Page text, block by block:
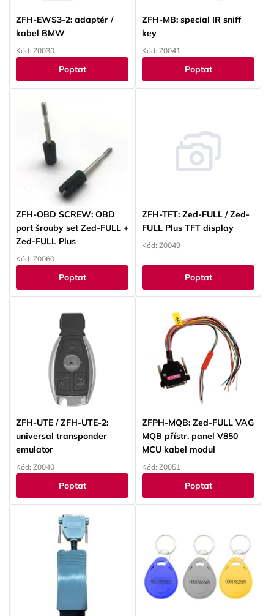
ZFH-EWS3-2: adaptér /
kabel BMW
Kód: Z0030
Poptat
ZFH-MB: special IR sniff
key
Kód: Z0041
Poptat
ZFH-OBD SCREW: OBD
port šrouby set Zed-FULL +
Zed-FULL Plus
Kód: Z0060
Poptat
ZFH-TFT: Zed-FULL / Zed-
FULL Plus TFT display
Kód: Z0049
Poptat
ZFH-UTE / ZFH-UTE-2:
universal transponder
emulator
Kód: Z0040
Poptat
ZFPH-MQB: Zed-FULL VAG
MQB přístr. panel V850
MCU kabel modul
Kód: Z0051
Poptat